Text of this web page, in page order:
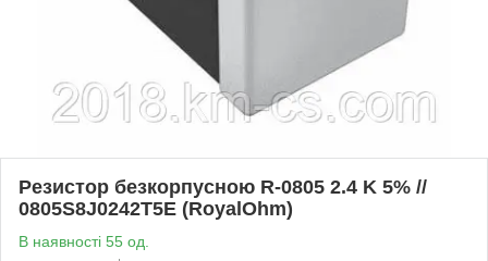
Резистор безкорпусною R-0805 2.4 K 5% //
0805S8J0242T5E (RoyalOhm)
В наявності 55 од.